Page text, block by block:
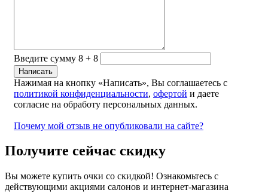
Введите сумму 8 + 8
Нажимая на кнопку «Написать», Вы соглашаетесь с
политикой конфиденциальности, офертой и даете
согласие на обработу персональных данных.
Почему мой отзыв не опубликовали на сайте?
Получите сейчас скидку
Вы можете купить очки со скидкой! Ознакомьтесь с
действующими акциями салонов и интернет-магазина